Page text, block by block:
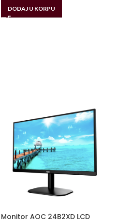
DODAJ U KORPU
Monitor AOC 24B2XD LCD